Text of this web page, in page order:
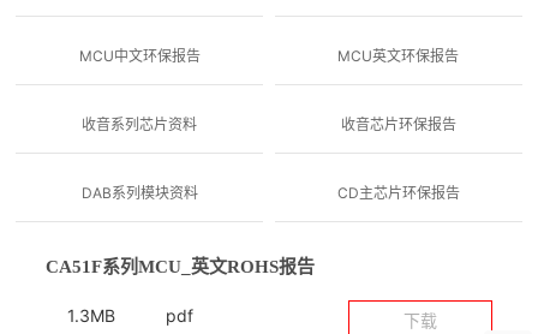
MCU中文环保报告 MCU英文环保报告
收音系列芯片资料 收音芯片环保报告
DAB系列模块资料 CD主芯片环保报告
CA51F系列MCU_英文ROHS报告
1.3MB pdf 下载